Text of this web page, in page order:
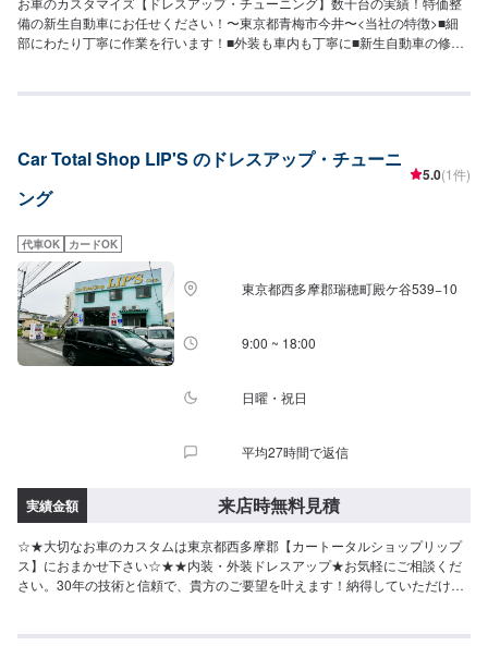
備の新生自動車にお任せください！〜東京都青梅市今井〜<当社の特徴>■細
部にわたり丁寧に作業を行います！■外装も車内も丁寧に■新生自動車の修理
始【4】仕上がり次第納車<パーツについて>パーツの持ち込み・販売も可能
お車の作業中は代車をご利用ください。※代車の燃料代はお客様にご負担いた
だいております。<入庫受付可能日・営業時間>入庫受付可能日：水・木・金
営業時間：9:00~18:00
Car Total Shop LIP'S のドレスアップ・チューニ
ング
5.0(1件)
代車OK カードOK
東京都西多摩郡瑞穂町殿ケ谷539−10
9:00 ~ 18:00
日曜・祝日
平均27時間で返信
実績金額 来店時無料見積
☆★大切なお車のカスタムは東京都西多摩郡【カートータルショップリップ
ス】におまかせ下さい☆★★内装・外装ドレスアップ★お気軽にご相談くだ
さい。30年の技術と信頼で、貴方のご要望を叶えます！納得していただける